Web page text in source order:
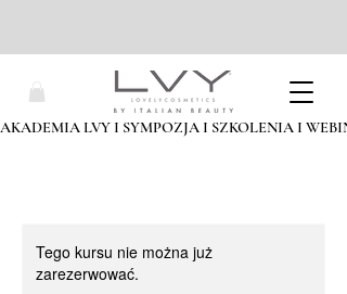
AKADEMIA LVY I SYMPOZJA I SZKOLENIA I
Tego kursu nie można już
zarezerwować.